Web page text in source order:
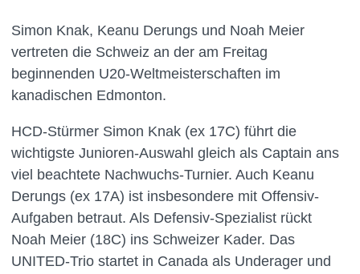
Simon Knak, Keanu Derungs und Noah Meier
vertreten die Schweiz an der am Freitag
beginnenden U20-Weltmeisterschaften im
kanadischen Edmonton.
HCD-Stürmer Simon Knak (ex 17C) führt die
wichtigste Junioren-Auswahl gleich als Captain ans
viel beachtete Nachwuchs-Turnier. Auch Keanu
Derungs (ex 17A) ist insbesondere mit Offensiv-
Aufgaben betraut. Als Defensiv-Spezialist rückt
Noah Meier (18C) ins Schweizer Kader. Das
UNITED-Trio startet in Canada als Underager und